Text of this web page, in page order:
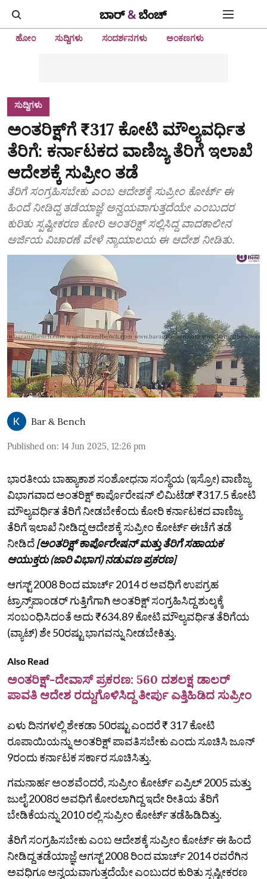
ಹೋಂ ಸುದ್ದಿಗಳು ಸಂದರ್ಶನಗಳು ಅಂಕಣಗಳು
ಸುದ್ದಿಗಳು
ಅಂತರಿಕ್ಷ್‌ಗೆ ₹317 ಕೋಟಿ ಮೌಲ್ಯವರ್ಧಿತ
ತೆರಿಗೆ: ಕರ್ನಾಟಕದ ವಾಣಿಜ್ಯ ತೆರಿಗೆ ಇಲಾಖೆ
ಆದೇಶಕ್ಕೆ ಸುಪ್ರೀಂ ತಡೆ
ತೆರಿಗೆ ಸಂಗ್ರಹಿಸಬೇಕು ಎಂಬ ಆದೇಶಕ್ಕೆ ಸುಪ್ರೀಂ ಕೋರ್ಟ್ ಈ
ಹಿಂದೆ ನೀಡಿದ್ದ ತಡೆಯಾಜ್ಞೆ ಅನ್ವಯವಾಗುತ್ತದೆಯೇ ಎಂಬುದರ
ಕುರಿತು ಸ್ಪಷ್ಟೀಕರಣ ಕೋರಿ ಅಂತರಿಕ್ಷ್ ಸಲ್ಲಿಸಿದ್ದ ವಾದಕಾಲೀನ
ಅರ್ಜಿಯ ವಿಚಾರಣೆ ವೇಳೆ ನ್ಯಾಯಾಲಯ ಈ ಆದೇಶ ನೀಡಿತು.
Bar & Bench
Published on: 14 Jun 2025, 12:26 pm
ಭಾರತೀಯ ಬಾಹ್ಯಾಕಾಶ ಸಂಶೋಧನಾ ಸಂಸ್ಥೆಯ (ಇಸ್ರೋ) ವಾಣಿಜ್ಯ
ವಿಭಾಗವಾದ ಅಂತರಿಕ್ಷ್ ಕಾರ್ಪೊರೇಷನ್ ಲಿಮಿಟೆಡ್ ₹317.5 ಕೋಟಿ
ಮೌಲ್ಯವರ್ಧಿತ ತೆರಿಗೆ ನೀಡಬೇಕೆಂದು ಕೋರಿ ಕರ್ನಾಟಕದ ವಾಣಿಜ್ಯ
ತೆರಿಗೆ ಇಲಾಖೆ ನೀಡಿದ್ದ ಆದೇಶಕ್ಕೆ ಸುಪ್ರೀಂ ಕೋರ್ಟ್‌ ಈಚೆಗೆ ತಡೆ
ನೀಡಿದೆ[ಅಂತರಿಕ್ಷ್‌ ಕಾರ್ಪೊರೇಷನ್‌ ಮತ್ತು ತೆರಿಗೆ ಸಹಾಯಕ
ಆಯುಕ್ತರು (ಜಾರಿ ವಿಭಾಗ) ನಡುವಣ ಪ್ರಕರಣ]
ಆಗಸ್ಟ್ 2008 ರಿಂದ ಮಾರ್ಚ್ 2014 ರ ಅವಧಿಗೆ ಉಪಗ್ರಹ
ಟ್ರಾನ್ಸ್‌ಪಾಂಡರ್‌ ಗುತ್ತಿಗೆಗಾಗಿ ಅಂತರಿಕ್ಷ್‌ ಸಂಗ್ರಹಿಸಿದ್ದ ಶುಲ್ಕಕ್ಕೆ
ಸಂಬಂಧಿಸಿದಂತೆ ಅದು ₹634.89 ಕೋಟಿ ಮೌಲ್ಯವರ್ಧಿತ ತೆರಿಗೆಯ
(ವ್ಯಾಟ್) ಶೇ 50ರಷ್ಟು ಭಾಗವನ್ನು ನೀಡಬೇಕಿತ್ತು.
Also Read
ಅಂತರಿಕ್ಷ್‌-ದೇವಾಸ್ ಪ್ರಕರಣ: 560 ದಶಲಕ್ಷ ಡಾಲರ್
ಪಾವತಿ ಆದೇಶ ರದ್ದುಗೊಳಿಸಿದ್ದ ತೀರ್ಪು ಎತ್ತಿಹಿಡಿದ ಸುಪ್ರೀಂ
ಏಳು ದಿನಗಳಲ್ಲಿ ಶೇಕಡಾ 50ರಷ್ಟು ಎಂದರೆ ₹ 317 ಕೋಟಿ
ರೂಪಾಯಿಯನ್ನು ಅಂತರಿಕ್ಷ್‌ ಪಾವತಿಸಬೇಕು ಎಂದು ಸೂಚಿಸಿ ಜೂನ್
9ರಂದು ಕರ್ನಾಟಕ ಸರ್ಕಾರ ಸೂಚಿಸಿತ್ತು.
ಗಮನಾರ್ಹ ಅಂಶವೆಂದರೆ, ಸುಪ್ರೀಂ ಕೋರ್ಟ್ ಏಪ್ರಿಲ್ 2005 ಮತ್ತು
ಜುಲೈ 2008ರ ಅವಧಿಗೆ ಕೋರಲಾಗಿದ್ದ ಇದೇ ರೀತಿಯ ತೆರಿಗೆ
ಬೇಡಿಕೆಯನ್ನು 2010 ರಲ್ಲಿ ಸುಪ್ರೀಂ ಕೋರ್ಟ್ ತಡೆಹಿಡಿದಿತ್ತು.
ತೆರಿಗೆ ಸಂಗ್ರಹಿಸಬೇಕು ಎಂಬ ಆದೇಶಕ್ಕೆ ಸುಪ್ರೀಂ ಕೋರ್ಟ್ ಈ ಹಿಂದೆ
ನೀಡಿದ್ದ ತಡೆಯಾಜ್ಞೆ ಆಗಸ್ಟ್ 2008 ರಿಂದ ಮಾರ್ಚ್ 2014 ರವರೆಗಿನ
ಅವಧಿಗೂ ಅನ್ವಯವಾಗುತ್ತದೆಯೇ ಎಂಬುದರ ಕುರಿತು ಸ್ಪಷ್ಟೀಕರಣ